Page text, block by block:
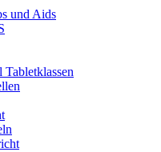
und Aids